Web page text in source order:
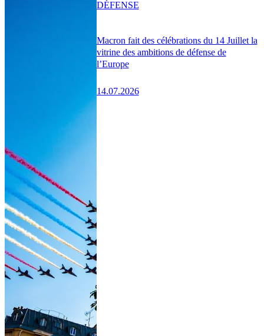
Macron fait des célébrations du 14 Juillet la
vitrine des ambitions de défense de
l’Europe
14.07.2026
DÉFENSE